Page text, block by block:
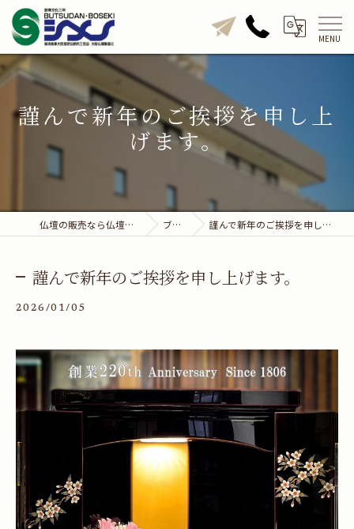
謹んで新年のご挨拶を申し上
げます。
仏壇の販売なら仏壇のシメノ ブログ 謹んで新年のご挨拶を申し上げます。
謹んで新年のご挨拶を申し上げます。
2026/01/05